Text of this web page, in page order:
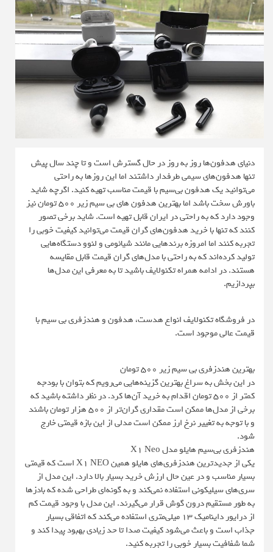
دنیای هدفون‌ها روز به روز در حال گسترش است و تا چند سال پیش
تنها هدفون‌های سیمی طرفدار داشتند اما این روزها به راحتی
می‌توانید یک هدفون بی‌سیم با قیمت مناسب تهیه کنید. اگرچه شاید
باورش سخت باشد اما بهترین هدفون های بی سیم زیر 500 تومان نیز
وجود دارد که به راحتی در ایران قابل تهیه است. شاید برخی تصور
کنند که تنها با خرید هدفون‌های گران قیمت ‌می‌توانید کیفیت خوبی را
تجربه کنند اما امروزه برندهایی مانند شیائومی و لنوو دستگاه‌هایی
تولید کرده‌اند که به راحتی با مدل‌های گران قیمت قابل مقایسه
هستند. در ادامه همراه تکنولایف باشید تا به معرفی این مدل‌ها
بپردازیم.
در فروشگاه تکنولایف انواع هدست، هدفون و هندزفری بی سیم با
قیمت عالی موجود است.
بهترین هندزفری بی سیم زیر 500 تومان
در این بخش به سراغ بهترین گزینه‌هایی می‌رویم که بتوان با بودجه
کمتر از 500 تومان اقدام به خرید آن‌ها کرد. در نظر داشته باشید که
برخی از مدل‌ها ممکن است مقداری گران‌تر از 500 هزار تومان باشند
و با توجه به تغییر نرخ ارز ممکن است مدلی از این بازه قیمتی خارج
شود.
هندزفری بی‌سیم هایلو مدل X1 Neo
یکی از جدیدترین هندزفری‌های هایلو همین X1 NEO است که قیمتی
بسیار مناسب و در عین حال ارزش خرید بسیار بالا دارد. این مدل از
سری‌های سیلیکونی استفاده نمی‌کند و به گونه‌ای طراحی شده که بادزها
به طور مستقیم درون گوش قرار می‌گیرند. این مدل با وجود قیمت کم
از درایور داینامیک 13 میلی‌متری استفاده می‌کند که اتفاقی بسیار
جذاب است و باعث می‌شود کیفیت صدا تا حد زیادی بهبود پیدا کند و
شما شفافیت بسیار خوبی را تجربه کنید.